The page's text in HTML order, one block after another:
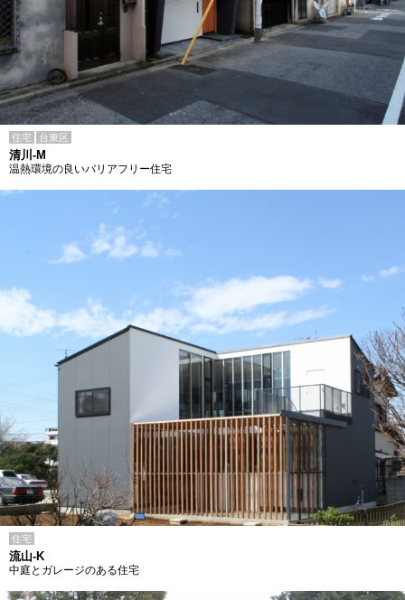
住宅 台東区
清川-M
温熱環境の良いバリアフリー住宅
住宅
流山-K
中庭とガレージのある住宅